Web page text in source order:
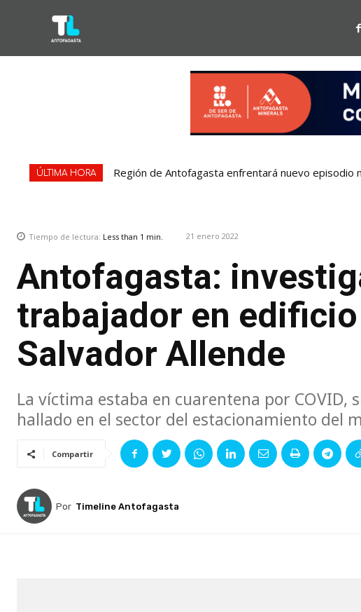
ÚLTIMA HORA Región de Antofagasta enfrentará nuevo
Tiempo de lectura: Less than 1 min. 21 enero 2022
Antofagasta:
trabajador en
Salvador Allende
La víctima estaba en cuarentena por COVID,
hallado en el sector del estacionamiento del
Compartir
Por Timeline Antofagasta